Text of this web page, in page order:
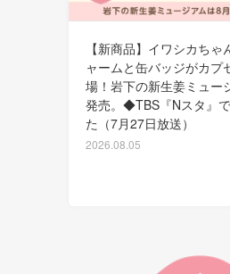
【新商品】イワシカちゃ
ャームと缶バッジがカプ
場！岩下の新生姜ミュー
発売。◆TBS『Nスタ』
た（7月27日放送）
2026.08.05